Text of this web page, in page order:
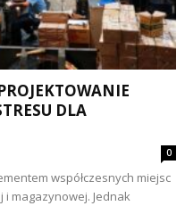
DLA
0
współczesnych miejsc
i magazynowej. Jednak